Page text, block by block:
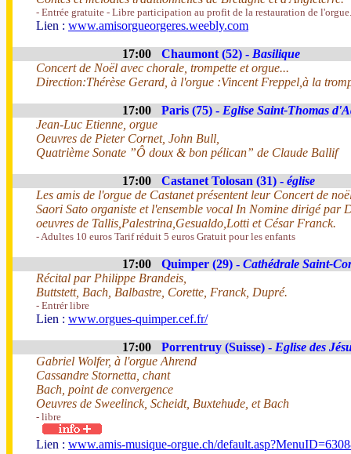
- Entrée gratuite - Libre participation au profit de la restauration de l'orgue.
Lien : www.amisorgueorgeres.weebly.com
17:00 Chaumont (52) - Basilique
Concert de Noël avec chorale, trompette et orgue...
Direction:Thérèse Gerard, à l'orgue :Vincent Freppel,à la
17:00 Paris (75) - Eglise Saint-Thomas
Jean-Luc Etienne, orgue
Oeuvres de Pieter Cornet, John Bull,
Quatrième Sonate ”Ô doux & bon pélican” de Claude Ballif
17:00 Castanet Tolosan (31) - église
Les amis de l'orgue de Castanet présentent leur Concert de
Saori Sato organiste et l'ensemble vocal In Nomine dirigé par
oeuvres de Tallis,Palestrina,Gesualdo,Lotti et César Franck.
- Adultes 10 euros Tarif réduit 5 euros Gratuit pour les enfants
17:00 Quimper (29) - Cathédrale Saint-
Récital par Philippe Brandeis,
Buttstett, Bach, Balbastre, Corette, Franck, Dupré.
- Entrér libre
Lien : www.orgues-quimper.cef.fr/
17:00 Porrentruy (Suisse) - Eglise des
Gabriel Wolfer, à l'orgue Ahrend
Cassandre Stornetta, chant
Bach, point de convergence
Oeuvres de Sweelinck, Scheidt, Buxtehude, et Bach
- libre
Lien : www.amis-musique-orgue.ch/